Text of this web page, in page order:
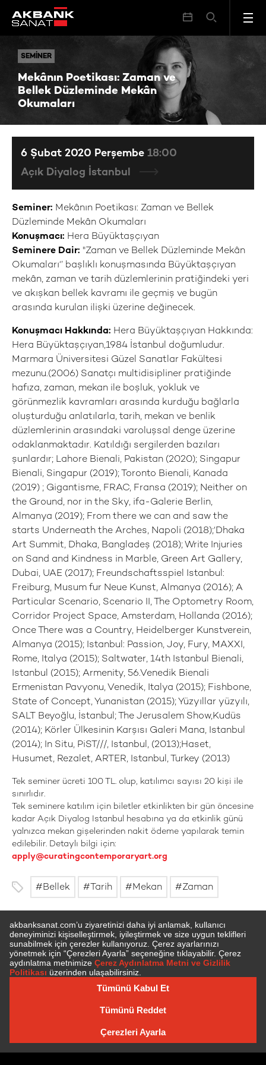
SEMINER
Mekânın Poetikası: Zaman ve
Bellek Düzleminde Mekân
Okumaları
SEMINER Mekânın Poetikası: Zaman ve Bellek Düzleminde Mekân Okumaları
Seminer: Mekânın Poetikası: Zaman ve Bellek
Düzleminde Mekân Okumaları
Konuşmacı: Hera Büyüktaşçıyan
Seminere Dair: "Zaman ve Bellek Düzleminde Mekân
Okumaları‘’ başlıklı konuşmasında Büyüktaşçıyan
mekân, zaman ve tarih düzlemlerinin pratiğindeki yeri
ve akışkan bellek kavramı ile geçmiş ve bugün
arasında kurulan ilişki üzerine değinecek.
Konuşmacı Hakkında: Hera Büyüktaşçıyan Hakkında:
Hera Büyüktaşçıyan,1984 İstanbul doğumludur.
Marmara Üniversitesi Güzel Sanatlar Fakültesi
mezunu.(2006) Sanatçı multidisipliner pratiğinde
hafıza, zaman, mekan ile boşluk, yokluk ve
görünmezlik kavramları arasında kurduğu bağlarla
oluşturduğu anlatılarla, tarih, mekan ve benlik
düzlemlerinin arasındaki varoluşsal denge üzerine
odaklanmaktadır. Katıldığı sergilerden bazıları
şunlardır; Lahore Bienali, Pakistan (2020); Singapur
Bienali, Singapur (2019); Toronto Bienali, Kanada
(2019) ; Gigantisme, FRAC, Fransa (2019); Neither on
the Ground, nor in the Sky, ifa-Galerie Berlin,
Almanya (2019); From there we can and saw the
starts Underneath the Arches, Napoli (2018);‘Dhaka
Art Summit, Dhaka, Bangladeş (2018); Write Injuries
on Sand and Kindness in Marble, Green Art Gallery,
Dubai, UAE (2017); Freundschaftsspiel Istanbul:
Freiburg, Musum fur Neue Kunst, Almanya (2016); A
Particular Scenario, Scenario II, The Optometry Room,
Corridor Project Space, Amsterdam, Hollanda (2016);
Once There was a Country, Heidelberger Kunstverein,
Almanya (2015); Istanbul: Passion, Joy, Fury, MAXXI,
Rome, Italya (2015); Saltwater, 14th Istanbul Bienali,
Istanbul (2015); Armenity, 56.Venedik Bienali
Ermenistan Pavyonu, Venedik, Italya (2015); Fishbone,
State of Concept, Yunanistan (2015); Yüzyıllar yüzyılı,
SALT Beyoğlu, İstanbul; The Jerusalem Show,Kudüs
(2014); Körler Ülkesinin Karşısı Galeri Mana, Istanbul
(2014); In Situ, PiST///, Istanbul, (2013);Haset,
Husumet, Rezalet, ARTER, Istanbul, Turkey (2013)
Tek seminer ücreti 100 TL. olup, katılımcı sayısı 20 kişi ile
sınırlıdır.
Tek seminere katılım için biletler etkinlikten bir gün öncesine
kadar Açık Diyalog Istanbul hesabına ya da etkinlik günü
yalnızca mekan gişelerinden nakit ödeme yapılarak temin
edilebilir. Detaylı bilgi için:
apply@curatingcontemporaryart.org
Bellek Tarih Mekan Zaman
6 Şubat 2020 Perşembe 18:00
Açık Diyalog İstanbul